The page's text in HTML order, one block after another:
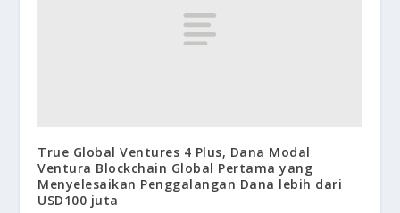
True Global Ventures 4 Plus, Dana Modal
Ventura Blockchain Global Pertama yang
Menyelesaikan Penggalangan Dana lebih dari
USD100 juta